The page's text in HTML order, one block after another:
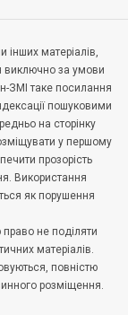
інших матеріалів,
виключно за умови
ЗМІ таке посилання
пошуковими
на сторінку
у першому
прозорість
Використання
як порушення
не поділяти
матеріалів.
повністю
розміщення.